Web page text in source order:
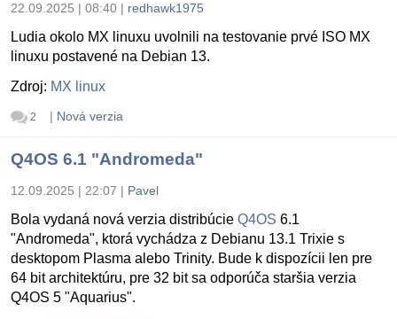
22.09.2025 | 08:40 | redhawk1975
Ludia okolo MX linuxu uvolnili na testovanie prvé ISO MX
linuxu postavené na Debian 13.
Zdroj: MX linux
2 | Nová verzia
Q4OS 6.1 "Andromeda"
12.09.2025 | 22:07 | Pavel
Bola vydaná nová verzia distribúcie Q4OS 6.1
"Andromeda", ktorá vychádza z Debianu 13.1 Trixie s
desktopom Plasma alebo Trinity. Bude k dispozícii len pre
64 bit architektúru, pre 32 bit sa odporúča staršia verzia
Q4OS 5 "Aquarius".